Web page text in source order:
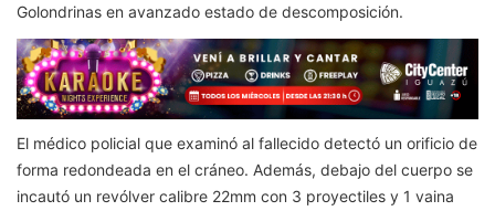
Golondrinas en avanzado estado de descomposición.
El médico policial que examinó al fallecido detectó un orificio de
forma redondeada en el cráneo. Además, debajo del cuerpo se
incautó un revólver calibre 22mm con 3 proyectiles y 1 vaina